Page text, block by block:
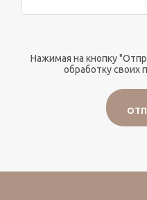
Нажимая на кнопку
обработку своих